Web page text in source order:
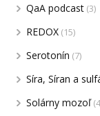
QaA podcast (3)
REDOX (15)
Serotonín (7)
Síra, Síran a
Solárny mozoľ